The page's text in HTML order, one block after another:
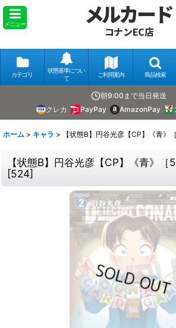
メニュー メルカード
コナンEC店
カテゴリ
状態基準につい
て
ご利用案内 商品検索
朝9:00まで当日発送
クレカ
PayPay AmazonPay
ホーム > キャラ > 【状態B】円谷光彦【CP】《青》
【状態B】円谷光彦【CP】《青》［
[524]